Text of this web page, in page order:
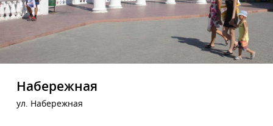
Набережная
ул. Набережная